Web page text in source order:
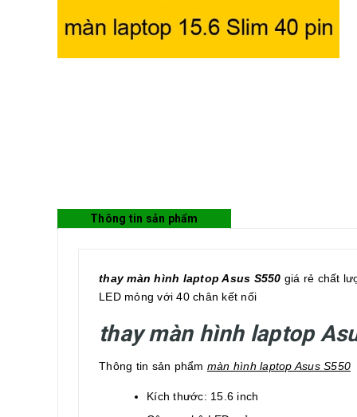
Thông tin sản phẩm
thay màn hình laptop Asus S550 giá rẻ chất
LED mỏng với 40 chân kết nối
thay màn hình laptop
Thông tin sản phẩm màn hình laptop Asus S550
Kích thước: 15.6 inch